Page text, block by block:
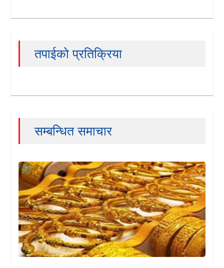
तपाईको प्रतिक्रिया
सम्बन्धित समाचार